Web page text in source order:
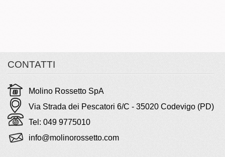
CONTATTI
Molino Rossetto SpA
Via Strada dei Pescatori 6/C - 35020 Codevigo (PD)
Tel: 049 9775010
info@molinorossetto.com